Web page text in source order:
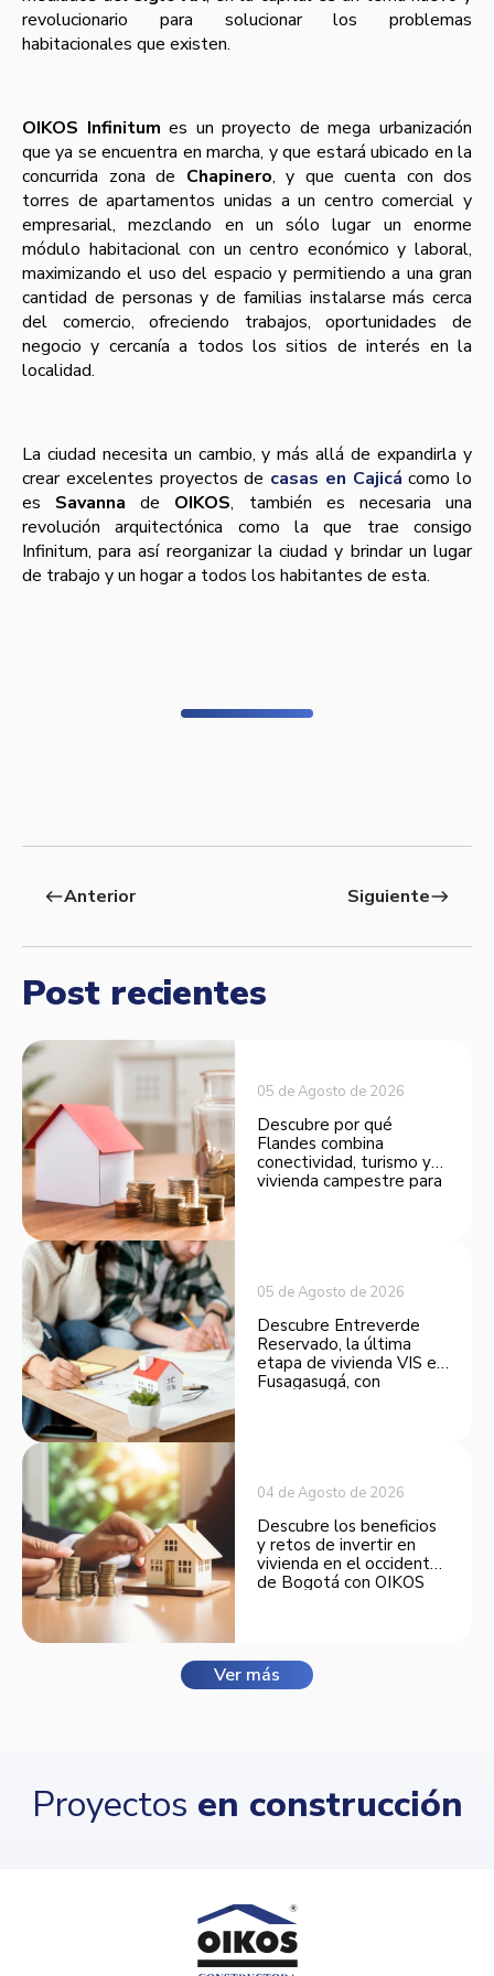
revolucionario para solucionar los problemas
habitacionales que existen.
OIKOS Infinitum es un proyecto de mega urbanización
que ya se encuentra en marcha, y que estará ubicado en la
concurrida zona de Chapinero, y que cuenta con dos
torres de apartamentos unidas a un centro comercial y
empresarial, mezclando en un sólo lugar un enorme
módulo habitacional con un centro económico y laboral,
maximizando el uso del espacio y permitiendo a una gran
cantidad de personas y de familias instalarse más cerca
del comercio, ofreciendo trabajos, oportunidades de
negocio y cercaní­a a todos los sitios de interés en la
localidad.
La ciudad necesita un cambio, y más allá de expandirla y
crear excelentes proyectos de casas en Cajicá como lo
es Savanna de OIKOS, también es necesaria una
revolución arquitectónica como la que trae consigo
Infinitum, para así­ reorganizar la ciudad y brindar un lugar
de trabajo y un hogar a todos los habitantes de esta.
westAnterior Siguienteeast
Post recientes
05 de Agosto de 2026
Descubre por qué
Flandes combina
conectividad, turismo y
vivienda campestre para
05 de Agosto de 2026
Descubre Entreverde
Reservado, la última
etapa de vivienda VIS en
Fusagasugá, con
04 de Agosto de 2026
Descubre los beneficios
y retos de invertir en
vivienda en el occidente
de Bogotá con OIKOS
Ver más
Proyectos en construcción